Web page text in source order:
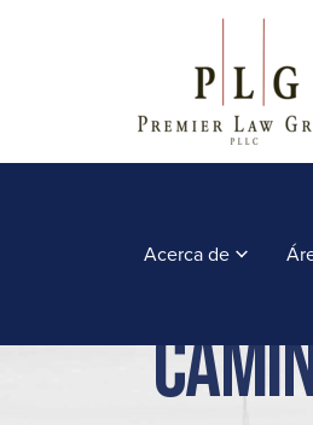
Acerca de